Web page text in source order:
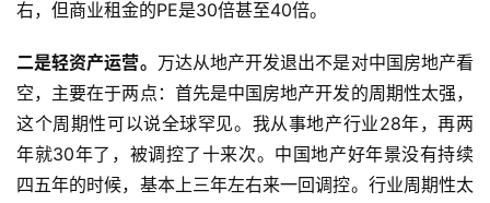
右，但商业租金的PE是30倍甚至40倍。
二是轻资产运营。 万达从地产开发退出不是对中国房地产看
空，主要在于两点：首先是中国房地产开发的周期性太强，
这个周期性可以说全球罕见。我从事地产行业28年，再两
年就30年了，被调控了十来次。中国地产好年景没有持续
四五年的时候，基本上三年左右来一回调控。行业周期性太